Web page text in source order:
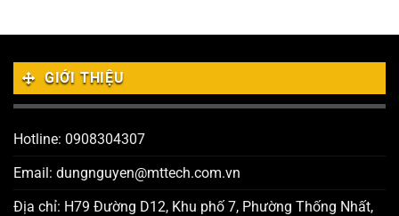
GIỚI THIỆU
Hotline: 0908304307
Email: dungnguyen@mttech.com.vn
Địa chỉ: H79 Đường D12, Khu phố 7, Phường Thống Nhất,